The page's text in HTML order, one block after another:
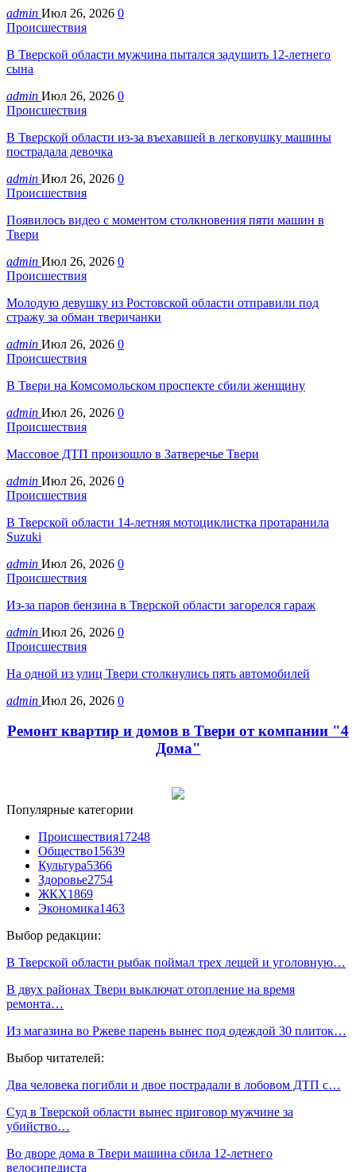
admin Июл 26, 2026 0
Происшествия
В Тверской области мужчина пытался задушить 12-летнего
сына
admin Июл 26, 2026 0
Происшествия
В Тверской области из-за въехавшей в легковушку машины
пострадала девочка
admin Июл 26, 2026 0
Происшествия
Появилось видео с моментом столкновения пяти машин в
Твери
admin Июл 26, 2026 0
Происшествия
Молодую девушку из Ростовской области отправили под
стражу за обман тверичанки
admin Июл 26, 2026 0
Происшествия
В Твери на Комсомольском проспекте сбили женщину
admin Июл 26, 2026 0
Происшествия
Массовое ДТП произошло в Затверечье Твери
admin Июл 26, 2026 0
Происшествия
В Тверской области 14-летняя мотоциклистка протаранила
Suzuki
admin Июл 26, 2026 0
Происшествия
Из-за паров бензина в Тверской области загорелся гараж
admin Июл 26, 2026 0
Происшествия
На одной из улиц Твери столкнулись пять автомобилей
admin Июл 26, 2026 0
Ремонт квартир и домов в Твери от компании "4
Дома"
Популярные категории
Происшествия17248
Общество15639
Культура5366
Здоровье2754
ЖКХ1869
Экономика1463
Выбор редакции:
В Тверской области рыбак поймал трех лещей и уголовную…
В двух районах Твери выключат отопление на время
ремонта…
Из магазина во Ржеве парень вынес под одеждой 30 плиток…
Выбор читателей:
Два человека погибли и двое пострадали в лобовом ДТП с…
Суд в Тверской области вынес приговор мужчине за
убийство…
Во дворе дома в Твери машина сбила 12-летнего
велосипедиста